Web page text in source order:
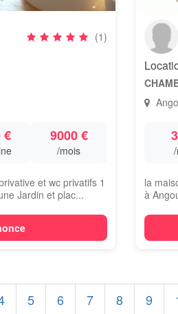
(1)
€ 9000 €
/mois
et wc privatifs 1
Jardin et plac...
la
à
5 6 7 8 9